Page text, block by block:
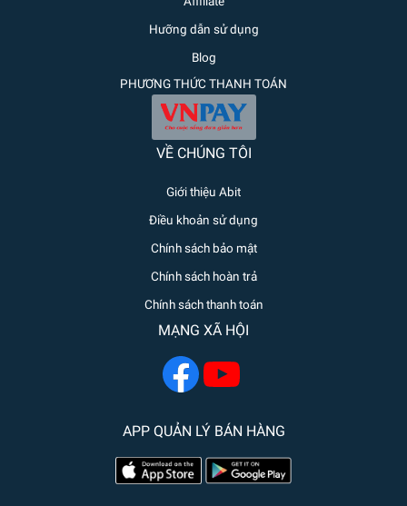
Hưỡng dẫn sử dụng
Blog
PHƯƠNG THỨC THANH TOÁN
VỀ CHÚNG TÔI
Giới thiệu Abit
Điều khoản sử dụng
Chính sách bảo mật
Chính sách hoàn trả
Chính sách thanh toán
MẠNG XÃ HỘI
APP QUẢN LÝ BÁN HÀNG